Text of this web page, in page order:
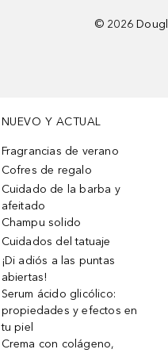
© 2026
NUEVO Y ACTUAL
Fragrancias de verano
Cofres de regalo
Cuidado de la barba y
afeitado
Champu solido
Cuidados del tatuaje
¡Di adiós a las puntas
abiertas!
Serum ácido glicólico:
propiedades y efectos en
tu piel
Crema con colágeno,